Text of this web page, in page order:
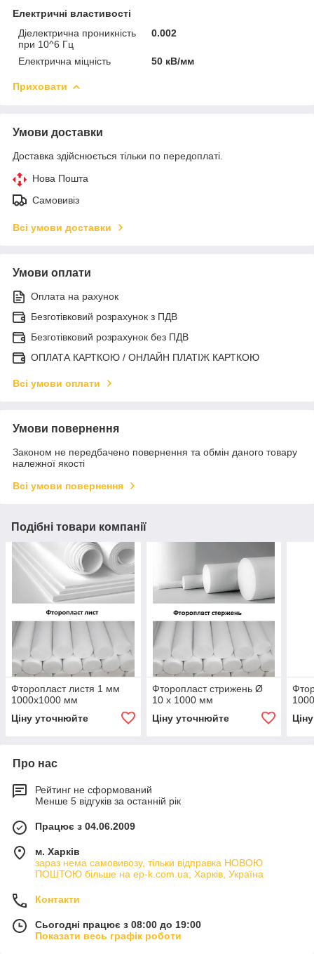
Електричні властивості
Діелектрична проникність
при 10^6 Гц
0.002
Електрична міцність 50 кВ/мм
Приховати
Умови доставки
Доставка здійснюється тільки по передоплаті.
Нова Пошта
Самовивіз
Всі умови доставки
Умови оплати
Оплата на рахунок
Безготівковий розрахунок з ПДВ
Безготівковий розрахунок без ПДВ
ОПЛАТА КАРТКОЮ / ОНЛАЙН ПЛАТІЖ КАРТКОЮ
Всі умови оплати
Умови повернення
Законом не передбачено повернення та обмін даного товару
належної якості
Всі умови повернення
Подібні товари компанії
Фторопласт листя 1 мм
1000х1000 мм
Ціну уточнюйте
Фторопласт стрижень Ø
10 х 1000 мм
Ціну уточнюйте
Про нас
Рейтинг не сформований
Менше 5 відгуків за останній рік
Працює з 04.06.2009
м. Харків
зараз нема самовивозу, тільки відправка НОВОЮ
ПОШТОЮ більше на ep-k.com.ua, Харків, Україна
Контакти
Сьогодні працює з 08:00 до 19:00
Показати весь графік роботи